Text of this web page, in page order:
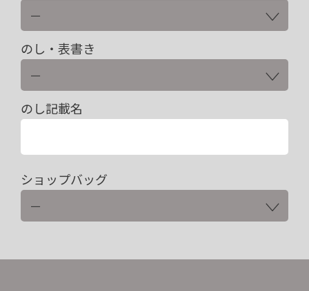
のし・表書き
のし記載名
ショップバッグ